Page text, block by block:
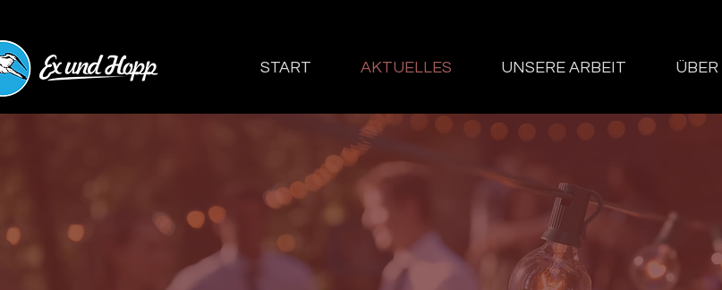
START AKTUELLES UNSERE ARBEIT